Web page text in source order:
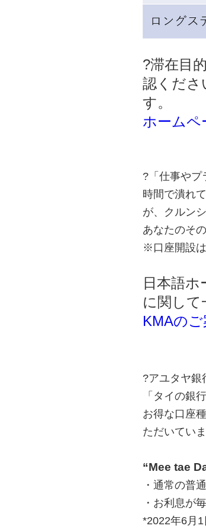
?滞在目
認くださ
す。
ホームペ
?「仕事やプ
時間で潰れ
が、クルン
あなたのそ
※口座開設は
日本語
に関して
KMAのご
?アユタヤ銀
「タイの銀
お得な口座
ただいていま
“Mee tae
・通常の普
・お利息が
*2022年6月1